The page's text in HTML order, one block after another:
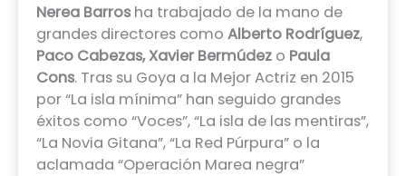
Nerea Barros ha trabajado de la mano de
grandes directores como Alberto Rodríguez,
Paco Cabezas, Xavier Bermúdez o Paula
Cons. Tras su Goya a la Mejor Actriz en 2015
por “La isla mínima” han seguido grandes
éxitos como “Voces”, “La isla de las mentiras”,
“La Novia Gitana”, “La Red Púrpura” o la
aclamada “Operación Marea negra”